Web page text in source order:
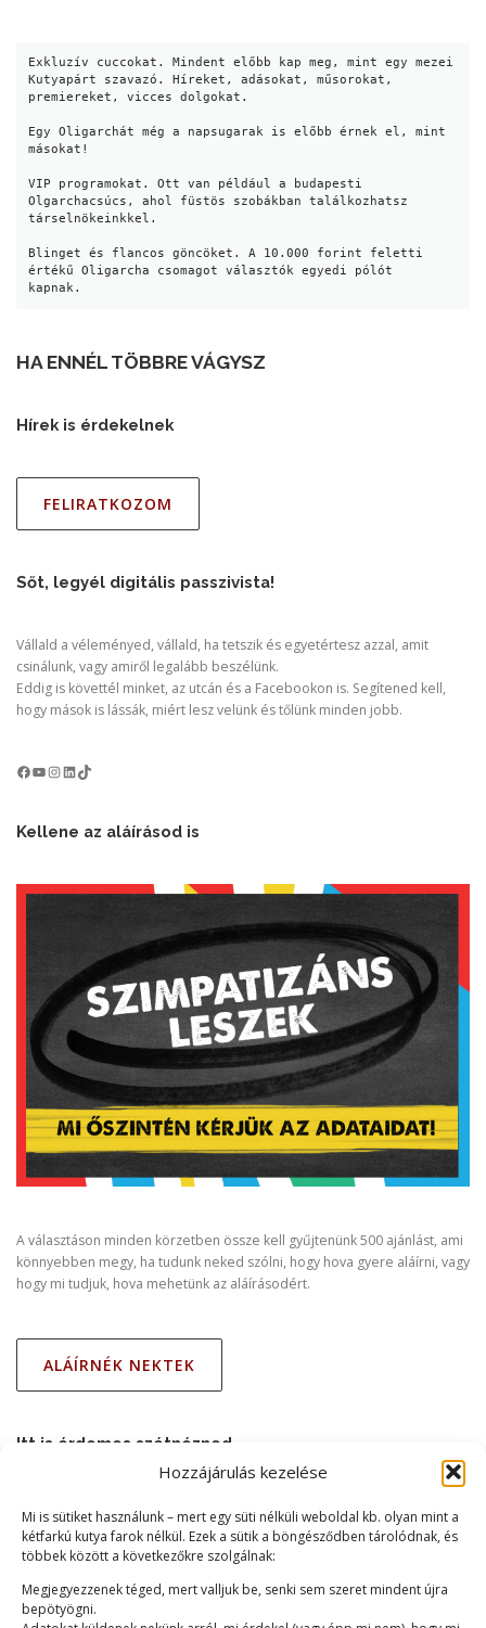
Hozzájárulás kezelése
Mi is sütiket használunk – mert egy süti nélküli weboldal kb. olyan mint a
kétfarkú kutya farok nélkül. Ezek a sütik a böngésződben tárolódnak, és
többek között a következőkre szolgálnak:
Megjegyezzenek téged, mert valljuk be, senki sem szeret mindent újra
bepötyögni.
Exkluzív cuccokat. Mindent előbb kap meg, mint egy mezei
Kutyapárt szavazó. Híreket, adásokat, műsorokat,
premiereket, vicces dolgokat.
Egy Oligarchát még a napsugarak is előbb érnek el, mint
másokat!
VIP programokat. Ott van például a budapesti
Olgarchacsúcs, ahol füstös szobákban találkozhatsz
társelnökeinkkel.
Blinget és flancos göncöket. A 10.000 forint feletti
értékű Oligarcha csomagot választók egyedi pólót
kapnak.
HA ENNÉL TÖBBRE VÁGYSZ
Hírek is érdekelnek
FELIRATKOZOM
Sőt, legyél digitális passzivista!
Vállald a véleményed, vállald, ha tetszik és egyetértesz azzal, amit
csinálunk, vagy amiről legalább beszélünk.
Eddig is követtél minket, az utcán és a Facebookon is. Segítened kell,
hogy mások is lássák, miért lesz velünk és tőlünk minden jobb.
Kellene az aláírásod is
A választáson minden körzetben össze kell gyűjtenünk 500 ajánlást, ami
könnyebben megy, ha tudunk neked szólni, hogy hova gyere aláírni, vagy
hogy mi tudjuk, hova mehetünk az aláírásodért.
ALÁÍRNÉK NEKTEK
Itt is érdemes szétnézned